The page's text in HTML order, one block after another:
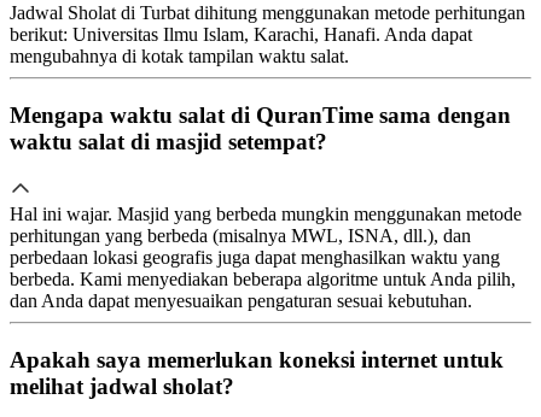
Jadwal Sholat di Turbat dihitung menggunakan metode perhitungan
berikut: Universitas Ilmu Islam, Karachi, Hanafi. Anda dapat
mengubahnya di kotak tampilan waktu salat.
Mengapa waktu salat di QuranTime sama dengan
waktu salat di masjid setempat?
Hal ini wajar. Masjid yang berbeda mungkin menggunakan metode
perhitungan yang berbeda (misalnya MWL, ISNA, dll.), dan
perbedaan lokasi geografis juga dapat menghasilkan waktu yang
berbeda. Kami menyediakan beberapa algoritme untuk Anda pilih,
dan Anda dapat menyesuaikan pengaturan sesuai kebutuhan.
Apakah saya memerlukan koneksi internet untuk
melihat jadwal sholat?